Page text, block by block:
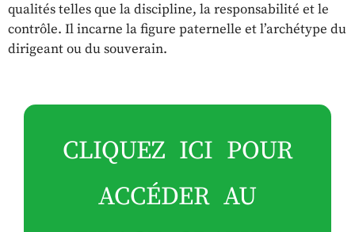
qualités telles que la discipline, la responsabilité et le
contrôle. Il incarne la figure paternelle et l’archétype du
dirigeant ou du souverain.
CLIQUEZ ICI POUR
ACCÉDER AU